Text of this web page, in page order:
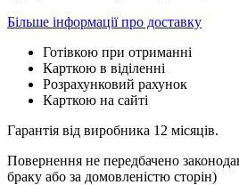
Більше інформації про доставку
Готівкою при отриманні
Карткою в віділенні
Розрахунковий рахунок
Карткою на сайті
Гарантія від виробника 12 місяців.
Повернення не передбачено
браку або за домовленістю сторін)